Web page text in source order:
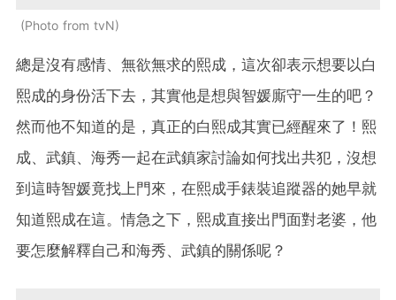
Photo from tvN
總是沒有感情、無欲無求的熙成，這次卻表示想要以白
熙成的身份活下去，其實他是想與智媛廝守一生的吧？
然而他不知道的是，真正的白熙成其實已經醒來了！熙
成、武鎮、海秀一起在武鎮家討論如何找出共犯，沒想
到這時智媛竟找上門來，在熙成手錶裝追蹤器的她早就
知道熙成在這。情急之下，熙成直接出門面對老婆，他
要怎麼解釋自己和海秀、武鎮的關係呢？